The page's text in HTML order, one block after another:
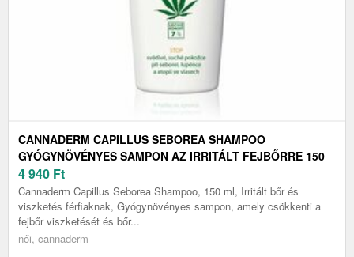
CANNADERM CAPILLUS SEBOREA SHAMPOO
GYÓGYNÖVÉNYES SAMPON AZ IRRITÁLT FEJBŐRRE 150
ML
4 940 Ft
Cannaderm Capillus Seborea Shampoo, 150 ml, Irritált bőr és
viszketés férfiaknak, Gyógynövényes sampon, amely csökkenti a
fejbőr viszketését és bőr...
női, cannaderm